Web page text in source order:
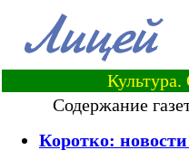
Содержание
Коротко: